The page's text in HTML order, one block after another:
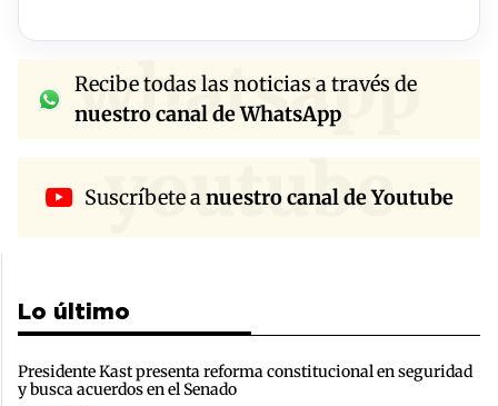
whatsapp
Recibe todas las noticias a través de
nuestro canal de WhatsApp
youtube
Suscríbete anuestro canal de Youtube
Lo último
Presidente Kast presenta reforma constitucional en seguridad
y busca acuerdos en el Senado